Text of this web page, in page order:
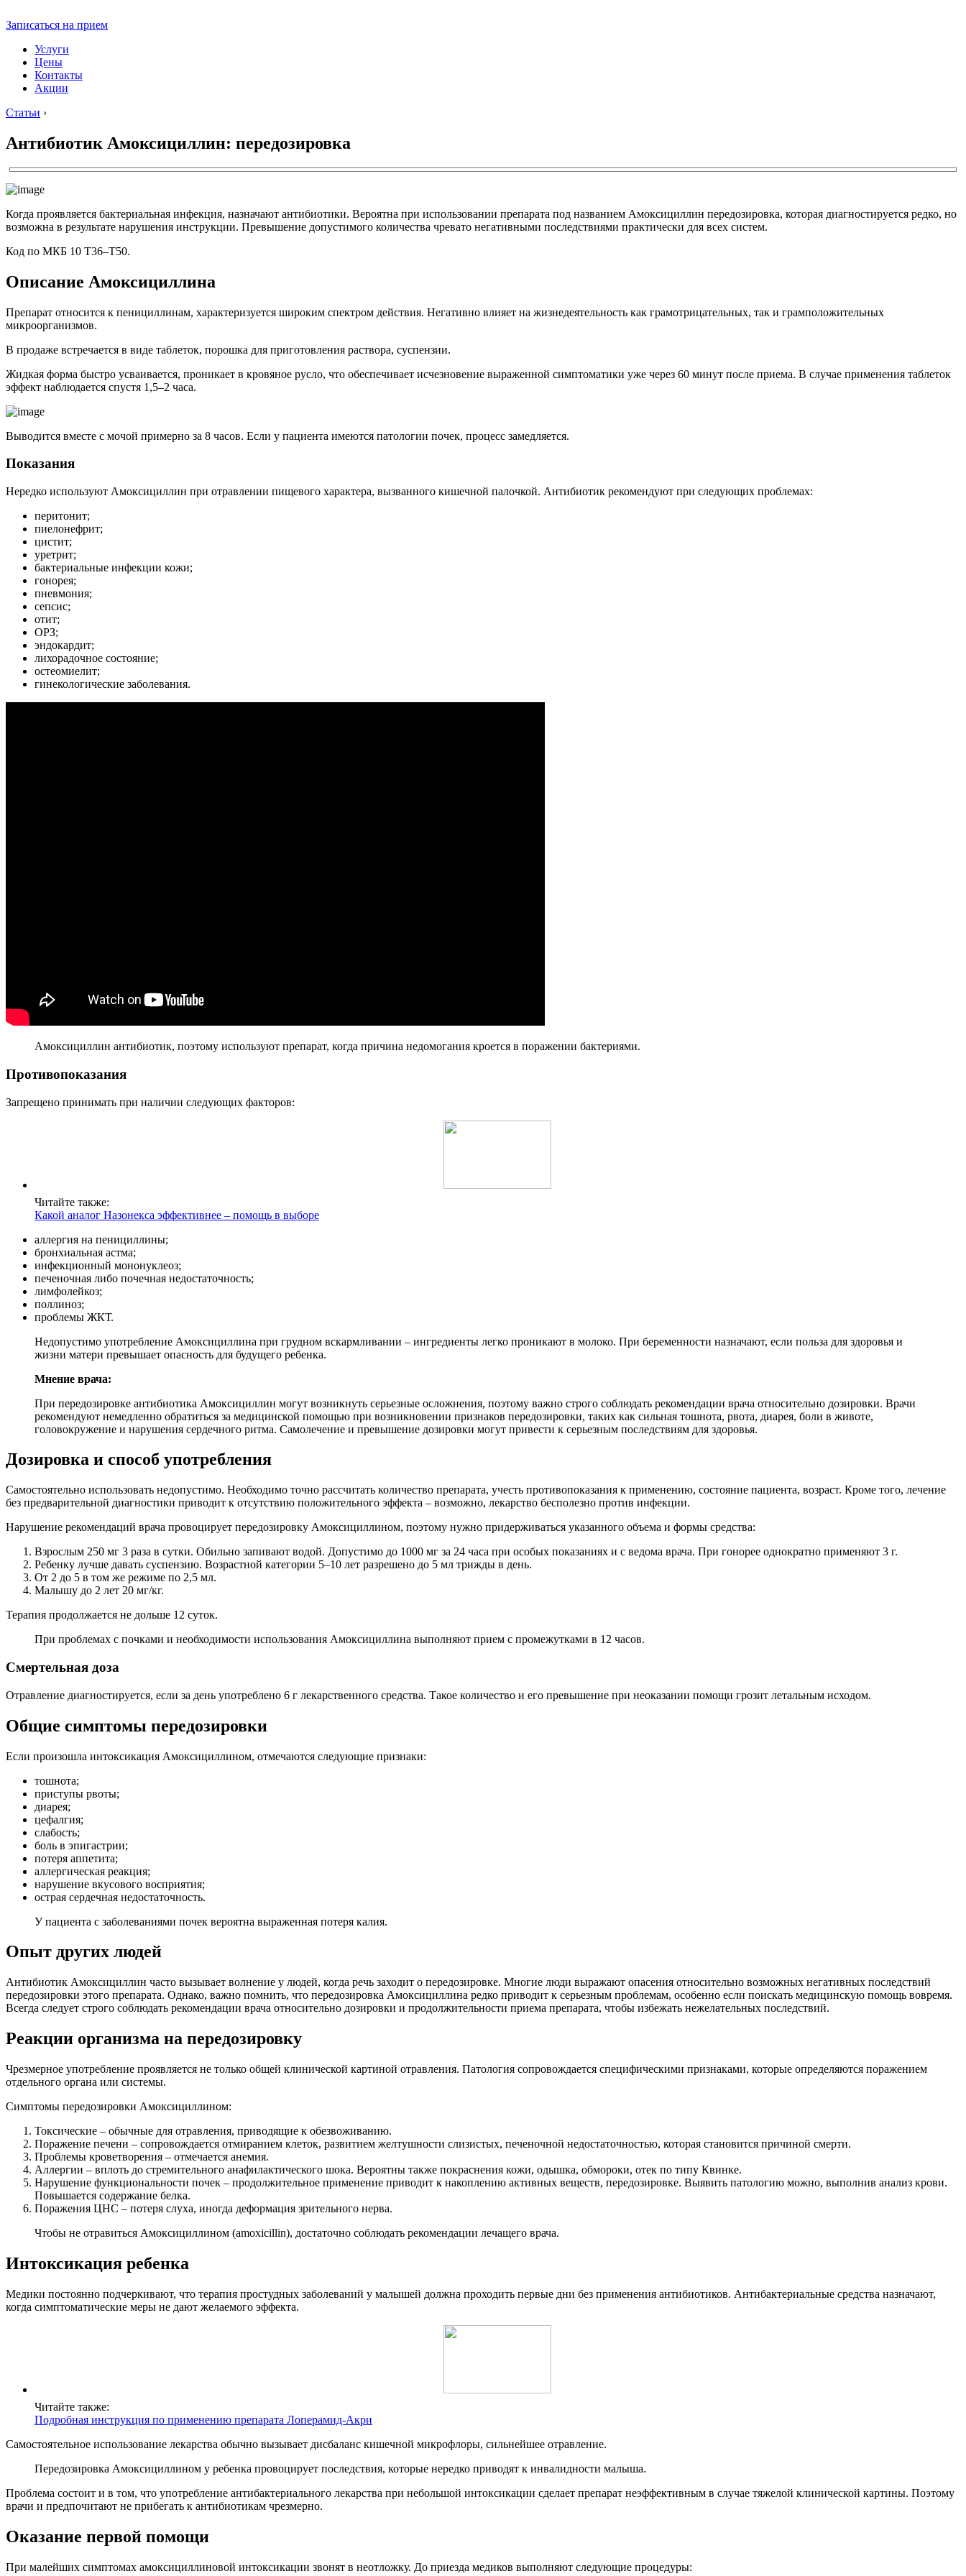
Записаться на прием
Услуги
Цены
Контакты
Акции
Статьи ›
Антибиотик Амоксициллин: передозировка
Когда проявляется бактериальная инфекция, назначают антибиотики. Вероятна при использовании препарата под названием Амоксициллин передозировка, которая диагностируется редко, но
возможна в результате нарушения инструкции. Превышение допустимого количества чревато негативными последствиями практически для всех систем.
Код по МКБ 10 Т36–Т50.
Описание Амоксициллина
Препарат относится к пенициллинам, характеризуется широким спектром действия. Негативно влияет на жизнедеятельность как грамотрицательных, так и грамположительных
микроорганизмов.
В продаже встречается в виде таблеток, порошка для приготовления раствора, суспензии.
Жидкая форма быстро усваивается, проникает в кровяное русло, что обеспечивает исчезновение выраженной симптоматики уже через 60 минут после приема. В случае применения таблеток
эффект наблюдается спустя 1,5–2 часа.
Выводится вместе с мочой примерно за 8 часов. Если у пациента имеются патологии почек, процесс замедляется.
Показания
Нередко используют Амоксициллин при отравлении пищевого характера, вызванного кишечной палочкой. Антибиотик рекомендуют при следующих проблемах:
перитонит;
пиелонефрит;
цистит;
уретрит;
бактериальные инфекции кожи;
гонорея;
пневмония;
сепсис;
отит;
ОРЗ;
эндокардит;
лихорадочное состояние;
остеомиелит;
гинекологические заболевания.
Амоксициллин антибиотик, поэтому используют препарат, когда причина недомогания кроется в поражении бактериями.
Противопоказания
Запрещено принимать при наличии следующих факторов:
Читайте также:
Какой аналог Назонекса эффективнее – помощь в выборе
аллергия на пенициллины;
бронхиальная астма;
инфекционный мононуклеоз;
печеночная либо почечная недостаточность;
лимфолейкоз;
поллиноз;
проблемы ЖКТ.
Недопустимо употребление Амоксициллина при грудном вскармливании – ингредиенты легко проникают в молоко. При беременности назначают, если польза для здоровья и
жизни матери превышает опасность для будущего ребенка.
Мнение врача:
При передозировке антибиотика Амоксициллин могут возникнуть серьезные осложнения, поэтому важно строго соблюдать рекомендации врача относительно дозировки. Врачи
рекомендуют немедленно обратиться за медицинской помощью при возникновении признаков передозировки, таких как сильная тошнота, рвота, диарея, боли в животе,
головокружение и нарушения сердечного ритма. Самолечение и превышение дозировки могут привести к серьезным последствиям для здоровья.
Дозировка и способ употребления
Самостоятельно использовать недопустимо. Необходимо точно рассчитать количество препарата, учесть противопоказания к применению, состояние пациента, возраст. Кроме того, лечение
без предварительной диагностики приводит к отсутствию положительного эффекта – возможно, лекарство бесполезно против инфекции.
Нарушение рекомендаций врача провоцирует передозировку Амоксициллином, поэтому нужно придерживаться указанного объема и формы средства:
Взрослым 250 мг 3 раза в сутки. Обильно запивают водой. Допустимо до 1000 мг за 24 часа при особых показаниях и с ведома врача. При гонорее однократно применяют 3 г.
Ребенку лучше давать суспензию. Возрастной категории 5–10 лет разрешено до 5 мл трижды в день.
От 2 до 5 в том же режиме по 2,5 мл.
Малышу до 2 лет 20 мг/кг.
Терапия продолжается не дольше 12 суток.
При проблемах с почками и необходимости использования Амоксициллина выполняют прием с промежутками в 12 часов.
Смертельная доза
Отравление диагностируется, если за день употреблено 6 г лекарственного средства. Такое количество и его превышение при неоказании помощи грозит летальным исходом.
Общие симптомы передозировки
Если произошла интоксикация Амоксициллином, отмечаются следующие признаки:
тошнота;
приступы рвоты;
диарея;
цефалгия;
слабость;
боль в эпигастрии;
потеря аппетита;
аллергическая реакция;
нарушение вкусового восприятия;
острая сердечная недостаточность.
У пациента с заболеваниями почек вероятна выраженная потеря калия.
Опыт других людей
Антибиотик Амоксициллин часто вызывает волнение у людей, когда речь заходит о передозировке. Многие люди выражают опасения относительно возможных негативных последствий
передозировки этого препарата. Однако, важно помнить, что передозировка Амоксициллина редко приводит к серьезным проблемам, особенно если поискать медицинскую помощь вовремя.
Всегда следует строго соблюдать рекомендации врача относительно дозировки и продолжительности приема препарата, чтобы избежать нежелательных последствий.
Реакции организма на передозировку
Чрезмерное употребление проявляется не только общей клинической картиной отравления. Патология сопровождается специфическими признаками, которые определяются поражением
отдельного органа или системы.
Симптомы передозировки Амоксициллином:
Токсические – обычные для отравления, приводящие к обезвоживанию.
Поражение печени – сопровождается отмиранием клеток, развитием желтушности слизистых, печеночной недостаточностью, которая становится причиной смерти.
Проблемы кроветворения – отмечается анемия.
Аллергии – вплоть до стремительного анафилактического шока. Вероятны также покраснения кожи, одышка, обмороки, отек по типу Квинке.
Нарушение функциональности почек – продолжительное применение приводит к накоплению активных веществ, передозировке. Выявить патологию можно, выполнив анализ крови.
Повышается содержание белка.
Поражения ЦНС – потеря слуха, иногда деформация зрительного нерва.
Чтобы не отравиться Амоксициллином (amoxicillin), достаточно соблюдать рекомендации лечащего врача.
Интоксикация ребенка
Медики постоянно подчеркивают, что терапия простудных заболеваний у малышей должна проходить первые дни без применения антибиотиков. Антибактериальные средства назначают,
когда симптоматические меры не дают желаемого эффекта.
Читайте также:
Подробная инструкция по применению препарата Лоперамид-Акри
Самостоятельное использование лекарства обычно вызывает дисбаланс кишечной микрофлоры, сильнейшее отравление.
Передозировка Амоксициллином у ребенка провоцирует последствия, которые нередко приводят к инвалидности малыша.
Проблема состоит и в том, что употребление антибактериального лекарства при небольшой интоксикации сделает препарат неэффективным в случае тяжелой клинической картины. Поэтому
врачи и предпочитают не прибегать к антибиотикам чрезмерно.
Оказание первой помощи
При малейших симптомах амоксициллиновой интоксикации звонят в неотложку. До приезда медиков выполняют следующие процедуры: